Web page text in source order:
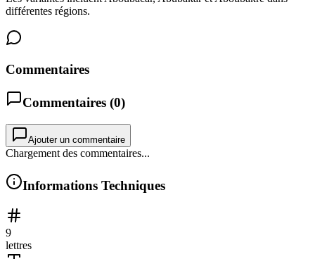
différentes régions.
Commentaires
Commentaires (0)
Ajouter un commentaire
Chargement des commentaires...
Informations Techniques
9
lettres